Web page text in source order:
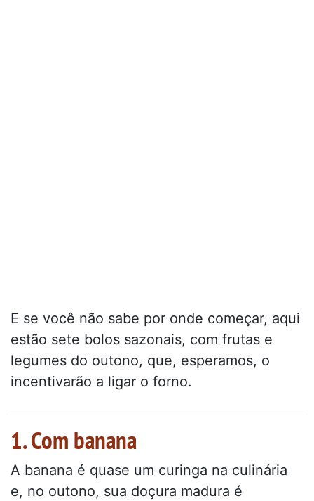
E se você não sabe por onde começar, aqui
estão sete bolos sazonais, com frutas e
legumes do outono, que, esperamos, o
incentivarão a ligar o forno.
1. Com banana
A banana é quase um curinga na culinária
e, no outono, sua doçura madura é